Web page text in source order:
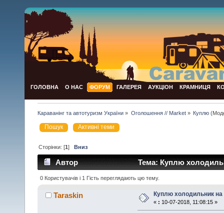
ГОЛОВНА О НАС ФОРУМ ГАЛЕРЕЯ АУКЦІОН КРАМНИЦЯ
Караванінг та автотуризм України » Оголошення // Market» Куплю
Пошук Активні теми
Сторінки: [1]Вниз
Автор Тема: Куплю
0 Користувачів і 1 Гість переглядають цю тему.
Taraskin Куплю холодильник на
« : 10-07-2018, 11:08:15 »